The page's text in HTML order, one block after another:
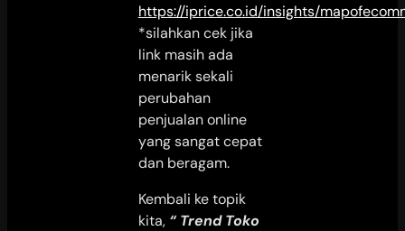
https://iprice.co.id/insights/
*silahkan cek jika
link masih ada
menarik sekali
perubahan
penjualan online
yang sangat cepat
dan beragam.
Kembali ke topik
kita, “ Trend Toko